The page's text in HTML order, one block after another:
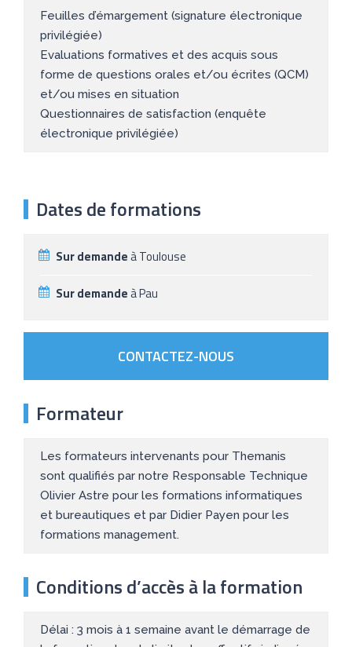
Feuilles d’émargement (signature électronique
privilégiée)
Evaluations formatives et des acquis sous
forme de questions orales et/ou écrites (QCM)
et/ou mises en situation
Questionnaires de satisfaction (enquête
électronique privilégiée)
Dates de formations
Sur demandeà Toulouse
Sur demandeà Pau
CONTACTEZ-NOUS
Formateur
Les formateurs intervenants pour Themanis
sont qualifiés par notre Responsable Technique
Olivier Astre pour les formations informatiques
et bureautiques et par Didier Payen pour les
formations management.
Conditions d’accès à la formation
Délai : 3 mois à 1 semaine avant le démarrage de